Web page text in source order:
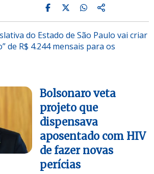
do Estado de São Paulo vai criar
de R$ 4.244 mensais para os
Bolsonaro veta
projeto que
dispensava
aposentado com HIV
de fazer novas
perícias